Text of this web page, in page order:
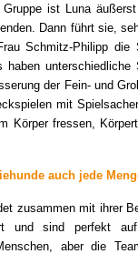
ist Luna
Dann führt sie,
Schmitz-Philipp die
unterschiedliche
der Fein- und
mit
Körper fressen,
auch jede
zusammen mit ihrer
und sind perfekt
aber die